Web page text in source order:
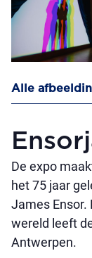
Alle
De expo
het 75 jaar
James
wereld leeft
Antwerpen.